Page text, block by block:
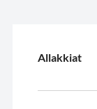
Allakkiat